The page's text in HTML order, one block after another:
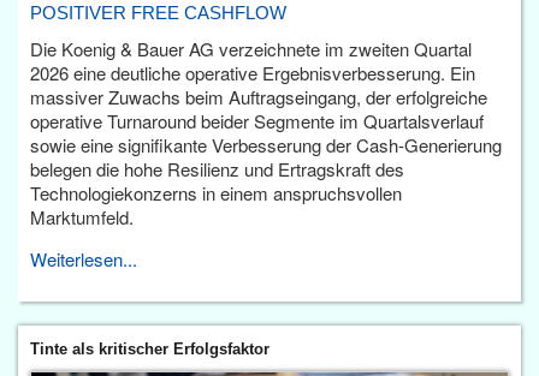
POSITIVER FREE CASHFLOW
Die Koenig & Bauer AG verzeichnete im zweiten Quartal
2026 eine deutliche operative Ergebnisverbesserung. Ein
massiver Zuwachs beim Auftragseingang, der erfolgreiche
operative Turnaround beider Segmente im Quartalsverlauf
sowie eine signifikante Verbesserung der Cash-Generierung
belegen die hohe Resilienz und Ertragskraft des
Technologiekonzerns in einem anspruchsvollen
Marktumfeld.
Weiterlesen...
Tinte als kritischer Erfolgsfaktor